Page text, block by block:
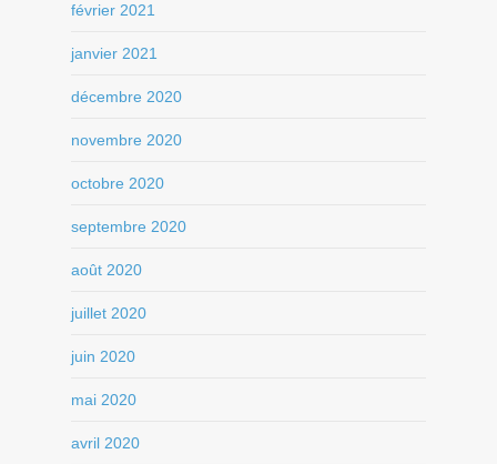
février 2021
janvier 2021
décembre 2020
novembre 2020
octobre 2020
septembre 2020
août 2020
juillet 2020
juin 2020
mai 2020
avril 2020